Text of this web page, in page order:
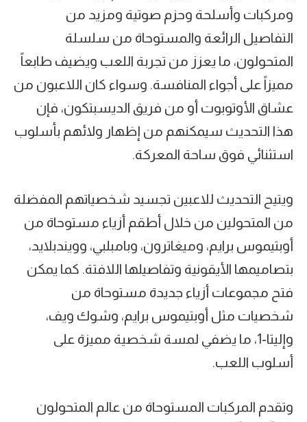
ومركبات وأسلحة وحزم صوتية ومزيد من
التفاصيل الرائعة والمستوحاة من سلسلة
المتحولون، ما يعزز من تجربة اللعب ويضيف طابعاً
مميزاً على أجواء المنافسة. وسواء كان اللاعبون من
عشاق الأوتوبوت أو من فريق الديسبتكون، فإن
هذا التحديث سيمكنهم من إظهار ولائهم بأسلوب
استثنائي فوق ساحة المعركة.
ويتيح التحديث للاعبين تجسيد شخصياتهم المفضلة
من المتحولين من خلال أطقم أزياء مستوحاة من
أوبتيموس برايم، وميغاترون، وبامبلبي، وويندبلايد،
بتصاميمها الأيقونية وتفاصيلها اللافتة. كما يمكن
فتح مجموعات أزياء جديدة مستوحاة من
شخصيات مثل أوبتيموس برايم، وشوك ويف،
وإليتا-1، ما يضفي لمسة شخصية مميزة على
أسلوب اللعب.
وتقدم المركبات المستوحاة من عالم المتحولون